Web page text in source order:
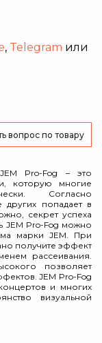
, Telegram или
вопроспо товару
Pro-Fog – это
которую многие
Согласно
других попадает в
секрет успеха
JEM Pro-Fog можно
марки JEM. При
получите эффект
рассеивания.
позволяет
JEM Pro-Fog
и многих
визуальной